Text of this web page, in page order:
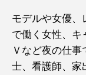
モデルや女優、
で働く女性、キ
Ｖなど夜の仕
士、看護師、家